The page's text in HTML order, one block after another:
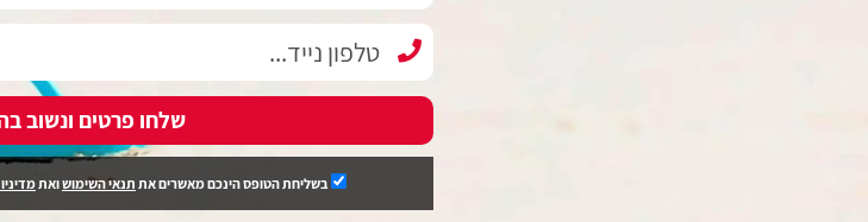
שלחו פרטים ונשוב
בשליחת הטופס הינכם מאשרים את תנאי השימושואת